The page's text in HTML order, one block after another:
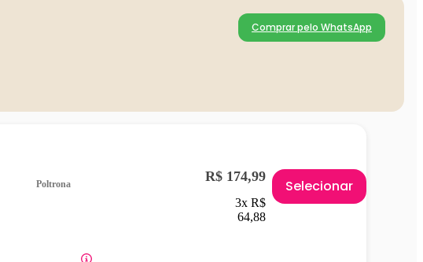
Comprar pelo WhatsApp
Poltrona R$ 174,99
3x R$
64,88
Selecionar